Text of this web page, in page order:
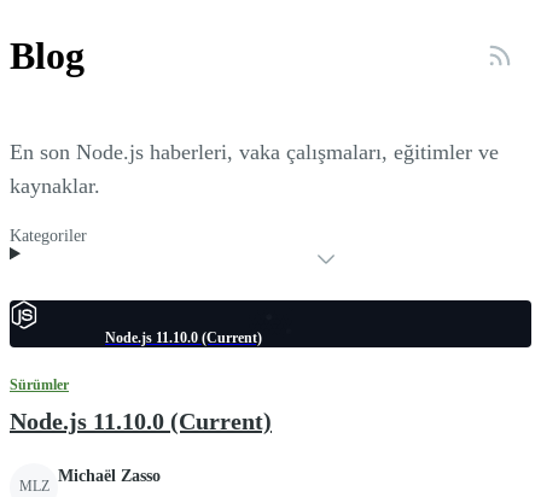
Blog
En son Node.js haberleri, vaka çalışmaları, eğitimler ve
kaynaklar.
Kategoriler
Node.js 11.10.0 (Current)
Sürümler
Node.js 11.10.0 (Current)
MLZ
Michaël Zasso